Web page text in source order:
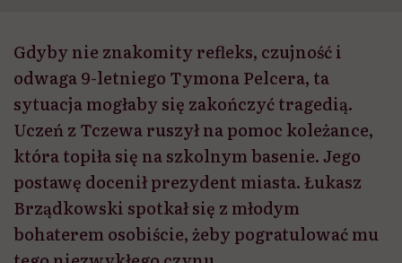
Gdyby nie znakomity refleks, czujność i
odwaga 9-letniego Tymona Pelcera, ta
sytuacja mogłaby się zakończyć tragedią.
Uczeń z Tczewa ruszył na pomoc koleżance,
która topiła się na szkolnym basenie. Jego
postawę docenił prezydent miasta. Łukasz
Brządkowski spotkał się z młodym
bohaterem osobiście, żeby pogratulować mu